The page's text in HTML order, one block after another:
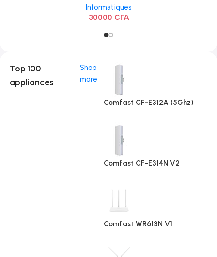
Informatiques
30000 CFA
Top 100
appliances
Shop
more
Comfast CF-E312A (5Ghz)
Comfast CF-E314N V2
Comfast WR613N V1